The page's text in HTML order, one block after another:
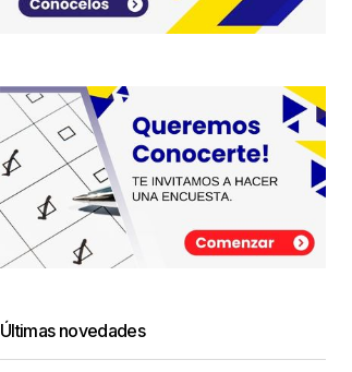
Últimas novedades